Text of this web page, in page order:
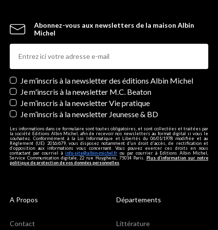
Abonnez-vous aux newsletters de la maison Albin
Michel
Newsletters
Je m’inscris à la newsletter des éditions Albin Michel
Je m'inscris à la newsletter M.C. Beaton
Je m’inscris à la newsletter Vie pratique
Je m’inscris à la newsletter Jeunesse & BD
Les informations dans ce formulaire sont toutes obligatoires, et sont collectées et traitées par
la société Editions Albin Michel, afin de recevoir nos newsletters au format digital si vous le
souhaitez. Conformément à la Loi Informatique et Libertés du 06/01/1978 modifiée et au
Règlement (UE) 2016/679, vous disposez notamment d'un droit d'accès, de rectification et
d’opposition aux informations vous concernant. Vous pouvez exercer ces droits en nous
contactant par courriel à info-site@albin-michel.fr ou par courrier à Editions Albin Michel,
Service Communication digitale, 22 rue Huyghens, 75014 Paris. Plus d’information sur notre
politique de protection de vos données personnelles
A Propos
Contact
Départements
Littérature